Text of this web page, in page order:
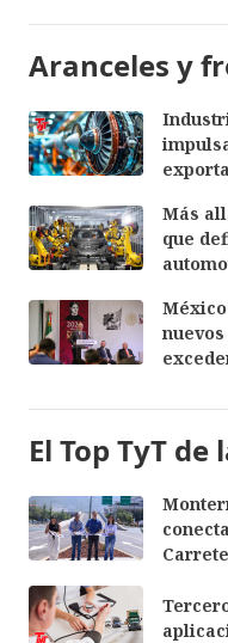
Aranceles y
Más
que
El Top TyT de